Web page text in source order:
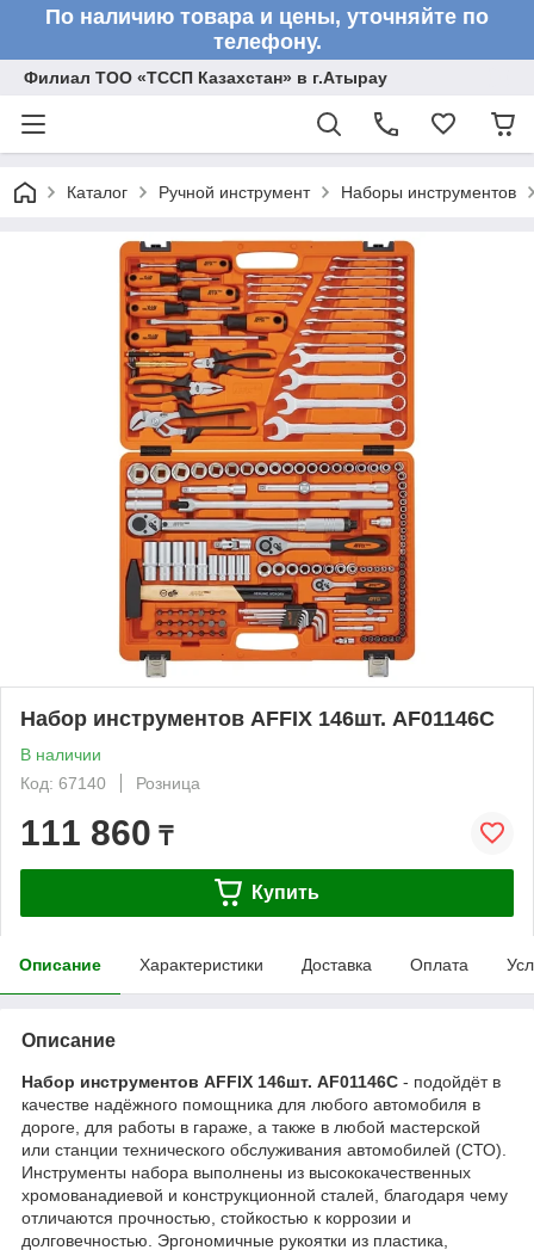
По наличию товара и цены, уточняйте по
телефону.
Филиал ТОО «ТССП Казахстан» в г.Атырау
Каталог Ручной инструмент Наборы инструментов
Набор инструментов AFFIX 146шт. AF01146C
В наличии
Код: 67140
Розница
111 860 ₸
Купить
Описание Характеристики Доставка Оплата
Описание
Набор инструментов AFFIX 146шт. AF01146C - подойдёт в
качестве надёжного помощника для любого автомобиля в
дороге, для работы в гараже, а также в любой мастерской
или станции технического обслуживания автомобилей (СТО).
Инструменты набора выполнены из высококачественных
хромованадиевой и конструкционной сталей, благодаря чему
отличаются прочностью, стойкостью к коррозии и
долговечностью. Эргономичные рукоятки из пластика,